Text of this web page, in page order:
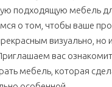
подходящую мебель
о том, чтобы ваше
визуально, но
вас
мебель, которая